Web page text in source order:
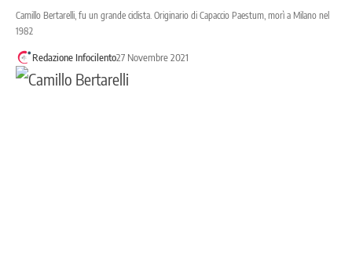
Camillo Bertarelli, fu un grande ciclista. Originario di Capaccio Paestum, morì a Milano nel
1982
Redazione Infocilento27 Novembre 2021